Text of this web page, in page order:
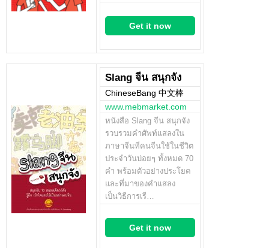
Get it now
Slang จีน สนุกจัง
ChineseBang 中文棒
www.mebmarket.com
หนังสือ Slang จีน สนุกจัง
รวบรวมคำศัพท์แสลงใน
ภาษาจีนที่คนจีนใช้ในชีวิต
ประจำวันบ่อยๆ ทั้งหมด 70
คำ พร้อมตัวอย่างประโยค
และที่มาของคำแสลง
เป็นวิธีการเรี…
Get it now